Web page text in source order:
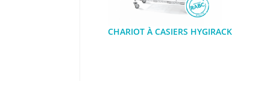
CHARIOT À CASIERS HYGIRACK